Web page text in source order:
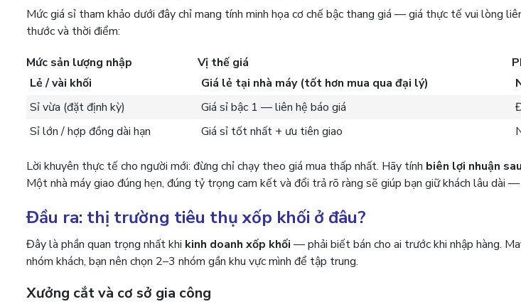
Mức giá sỉ tham khảo dưới đây chỉ mang tính minh họa cơ chế bậc thang giá — giá thực tế vui lòng
thước và thời điểm:
Mức sản lượng nhập
Vị thế giá
Lẻ / vài khối
Giá lẻ tại nhà máy (tốt hơn mua qua đại lý)
Sỉ vừa (đặt định kỳ)
Giá sỉ bậc 1 — liên hệ báo giá
Sỉ lớn / hợp đồng dài hạn
Giá sỉ tốt nhất + ưu tiên giao
Lời khuyên thực tế cho người mới: đừng chỉ chạy theo giá mua thấp nhất. Hãy tính biên lợi nhuận
Một nhà máy giao đúng hẹn, đúng tỷ trọng cam kết và đổi trả rõ ràng sẽ giúp bạn giữ khách lâu dài
Đầu ra: thị trường tiêu thụ xốp khối ở đâu?
Đây là phần quan trọng nhất khi kinh doanh xốp khối — phải biết bán cho ai trước khi nhập hàng.
nhóm khách, bạn nên chọn 2–3 nhóm gần khu vực mình để tập trung.
Xưởng cắt và cơ sở gia công